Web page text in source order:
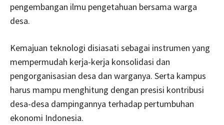
pengembangan ilmu pengetahuan bersama warga
desa.
Kemajuan teknologi disiasati sebagai instrumen yang
mempermudah kerja-kerja konsolidasi dan
pengorganisasian desa dan warganya. Serta kampus
harus mampu menghitung dengan presisi kontribusi
desa-desa dampingannya terhadap pertumbuhan
ekonomi Indonesia.